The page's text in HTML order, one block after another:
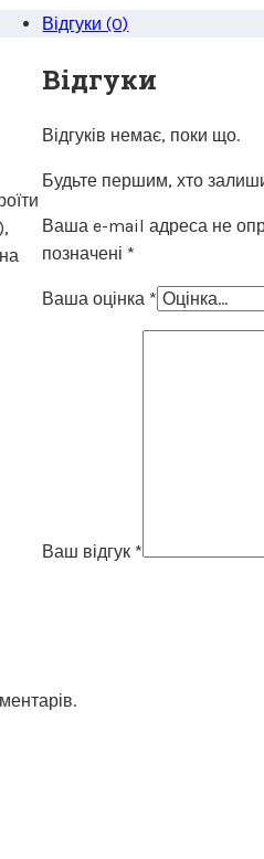
Відгуки (0)
Відгуки
Відгуків немає, поки що.
Будьте першим, хто
Ваша e-mail адреса не
позначені *
Ваша оцінка *
Ваш відгук *